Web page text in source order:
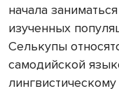
начала
изученных
Селькупы
самодийской